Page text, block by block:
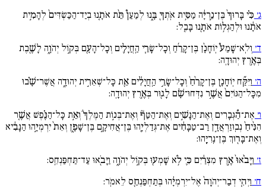
ג׳ כִּ֗י בָּרוּךְ֙ בֶּן־נֵ֣רִיָּ֔ה מַסִּ֥ית אֹֽתְךָ֖ בָּ֑נוּ לְמַעַן֩ תֵּ֨ת אֹתָ֚נוּ בְיַד־הַכַּשְׂדִּים֙ לְהָמִ֣ית
אֹתָ֔נוּ וּלְהַגְל֥וֹת אֹתָ֖נוּ בָּבֶֽל:
ד׳ וְלֹֽא־שָׁמַע֩ יֽוֹחָנָ֨ן בֶּן־קָרֵ֜חַ וְכָל־שָׂרֵ֧י הַֽחֲיָלִ֛ים וְכָל־הָעָ֖ם בְּק֣וֹל יְהֹוָ֑ה לָשֶׁ֖בֶת
בְּאֶ֥רֶץ יְהוּדָֽה:
ה׳ וַיִּקַּ֞ח יֽוֹחָנָ֚ן בֶּן־קָרֵ֙חַ֙ וְכָל־שָׂרֵ֣י הַֽחֲיָלִ֔ים אֵ֖ת כָּל־שְׁאֵרִ֣ית יְהוּדָ֑ה אֲשֶׁר־שָׁ֗בוּ
מִכָּל־הַגּוֹיִם֙ אֲשֶׁ֣ר נִדְּחוּ־שָׁ֔ם לָג֖וּר בְּאֶ֥רֶץ יְהוּדָֽה:
ו׳ אֶת־הַ֠גְּבָרִים וְאֶת־הַנָּשִׁ֣ים וְאֶת־הַטַּף֘ וְאֶת־בְּנ֣וֹת הַמֶּלֶךְ֒ וְאֵ֣ת כָּל־הַנֶּ֗פֶשׁ אֲשֶׁ֚ר
הִנִּ֙יחַ֙ נְבֽוּזַרְאֲדָ֣ן רַב־טַבָּחִ֔ים אֶת־גְּדַלְיָ֖הוּ בֶּן־אֲחִיקָ֣ם בֶּן־שָׁפָ֑ן וְאֵת֙ יִרְמְיָ֣הוּ הַנָּבִ֔יא
וְאֶת־בָּר֖וּךְ בֶּן־נֵֽרִיָּֽהוּ:
ז׳ וַיָּבֹ֙אוּ֙ אֶ֣רֶץ מִצְרַ֔יִם כִּ֛י לֹ֥א שָׁמְע֖וּ בְּק֣וֹל יְהֹוָ֑ה וַיָּבֹ֖אוּ עַד־תַּחְפַּנְחֵֽס:
ח׳ וַיְהִ֚י דְבַר־יְהֹוָה֙ אֶל־יִרְמְיָ֔הוּ בְּתַחְפַּנְחֵ֖ס לֵאמֹֽר: